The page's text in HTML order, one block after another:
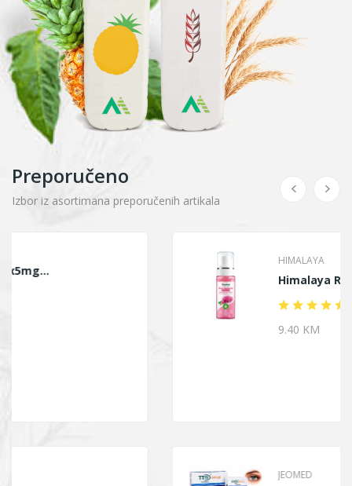
Preporučeno
Izbor iz asortimana preporučenih artikala
Himalaya Ruža Pjena...